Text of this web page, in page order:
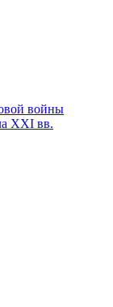
войны
XXI вв.